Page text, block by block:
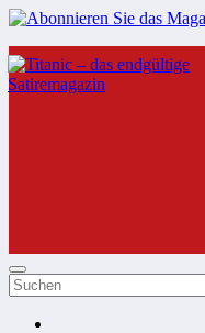
Zum
Inhalt
springen